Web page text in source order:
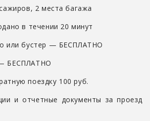
2 места багажа
в течении 20 минут
или бустер — БЕСПЛАТНО
БЕСПЛАТНО
поездку 100 руб.
и отчетные документы за проезд